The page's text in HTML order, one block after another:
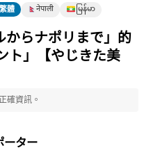
繁體 नेपाली မြန်မာ
らナポリまで」的
ト」【やじきた美
確資訊。
ーター